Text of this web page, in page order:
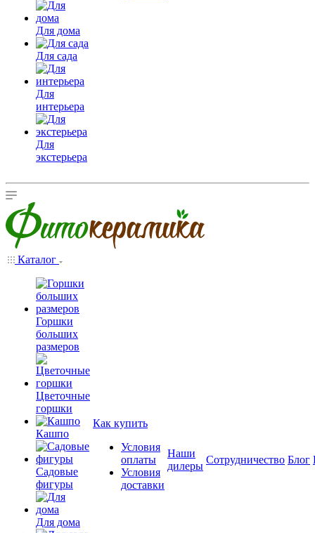
Для дома
Для сада
Для
интерьера
Для
экстерьера
Каталог
Горшки
больших
размеров
Цветочные
горшки
Кашпо
Садовые
фигуры
Для дома
Как купить
Условия
оплаты
Условия
доставки
Наши
дилеры
Сотрудничество Блог